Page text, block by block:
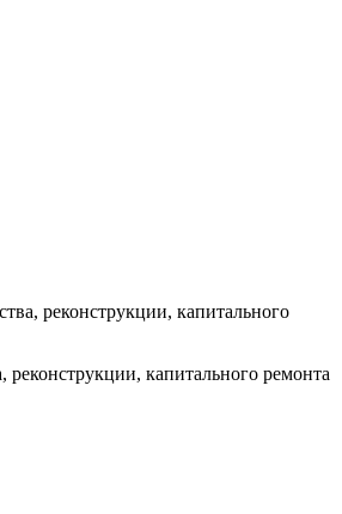
реконструкции, капитального
капитального ремонта